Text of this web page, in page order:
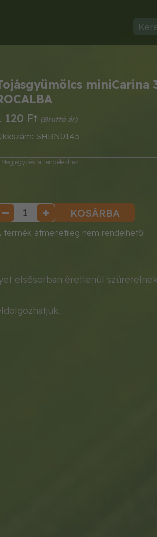
miniCarina
120 Ft
SHBN0145
KOSÁRBA
termék átmenetileg nem rendelhető!
elsősorban éretlenül